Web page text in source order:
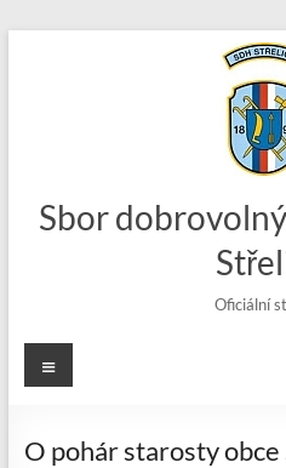
Sbor
Oficiální
Menu
O pohár starosty